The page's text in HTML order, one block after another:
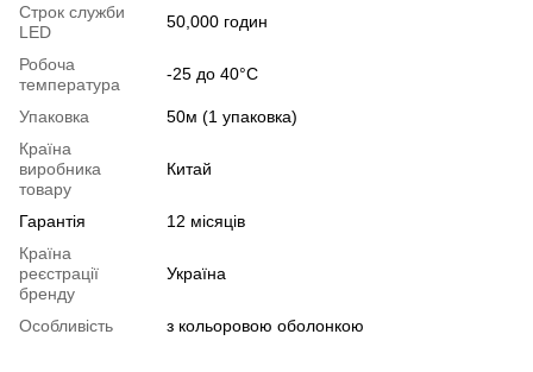
Строк служби
LED
50,000 годин
Робоча
температура
-25 до 40°С
Упаковка
50м (1 упаковка)
Країна
виробника
товару
Китай
Гарантія
12 місяців
Країна
реєстрації
бренду
Україна
Особливість з кольоровою оболонкою